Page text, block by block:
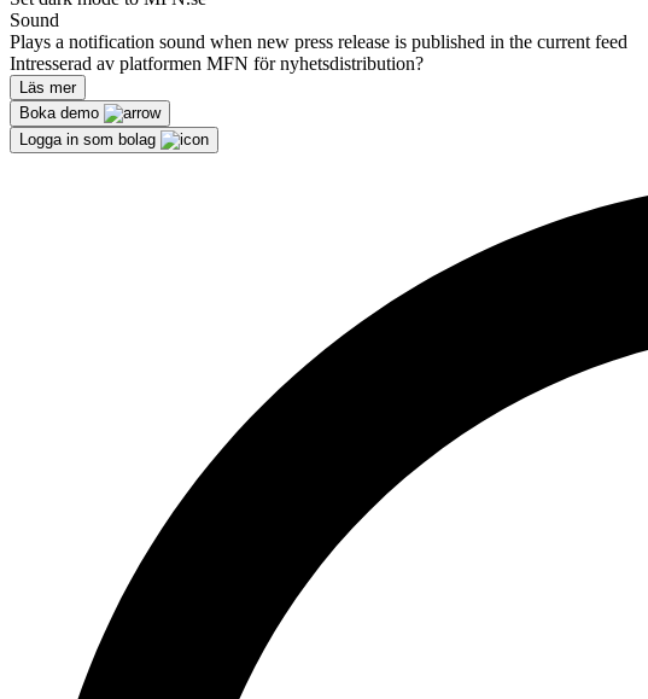
Sound
Plays a notification sound when new press release is published in the current feed
Intresserad av platformen MFN för nyhetsdistribution?
Läs mer
Boka demo
Logga in som bolag